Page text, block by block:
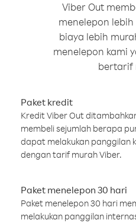
Viber Out
menelepon
biaya lebih
menelepon kami
bertarif
Paket kredit
Kredit Viber Out
membeli sejumlah berapa
dapat melakukan panggilan
dengan tarif murah Viber.
Paket menelepon 30 hari
Paket menelepon 30 hari
melakukan panggilan